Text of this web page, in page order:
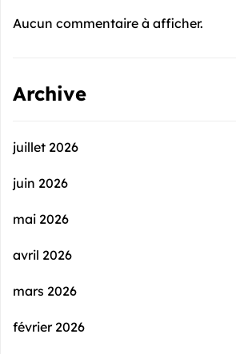
Aucun commentaire à afficher.
Archive
juillet 2026
juin 2026
mai 2026
avril 2026
mars 2026
février 2026